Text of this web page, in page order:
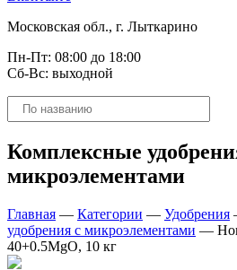
Московская обл., г. Лыткарино
Пн-Пт: 08:00 до 18:00
Сб-Вс: выходной
Поиск
товаров
Комплексные
микроэлементами
Главная — Категории — Удобрения
удобрения с микроэлементами —
40+0.5MgO, 10 кг